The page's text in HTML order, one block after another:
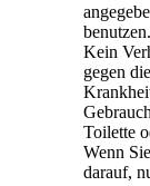
benutzen.
Kein
gegen
Toilette
Wenn
darauf,